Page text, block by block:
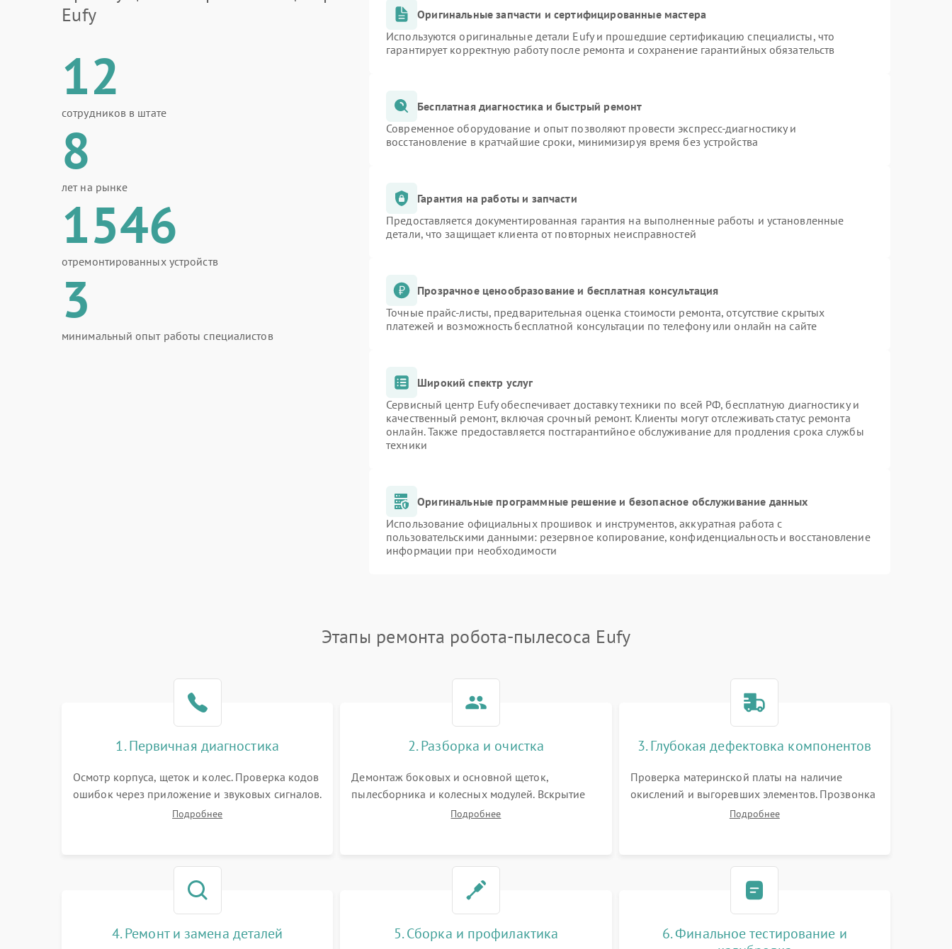
Eufy
12
сотрудников в штате
8
лет на рынке
1546
отремонтированных устройств
3
минимальный опыт работы специалистов
Оригинальные запчасти и сертифицированные мастера
Используются оригинальные детали Eufy и прошедшие сертификацию специалисты, что
гарантирует корректную работу после ремонта и сохранение гарантийных обязательств
Бесплатная диагностика и быстрый ремонт
Современное оборудование и опыт позволяют провести экспресс-диагностику и
восстановление в кратчайшие сроки, минимизируя время без устройства
Гарантия на работы и запчасти
Предоставляется документированная гарантия на выполненные работы и установленные
детали, что защищает клиента от повторных неисправностей
Прозрачное ценообразование и бесплатная консультация
Точные прайс-листы, предварительная оценка стоимости ремонта, отсутствие скрытых
платежей и возможность бесплатной консультации по телефону или онлайн на сайте
Широкий спектр услуг
Сервисный центр Eufy обеспечивает доставку техники по всей РФ, бесплатную диагностику и
качественный ремонт, включая срочный ремонт. Клиенты могут отслеживать статус ремонта
онлайн. Также предоставляется постгарантийное обслуживание для продления срока службы
техники
Оригинальные программные решение и безопасное обслуживание данных
Использование официальных прошивок и инструментов, аккуратная работа с
пользовательскими данными: резервное копирование, конфиденциальность и восстановление
информации при необходимости
Этапы ремонта робота-пылесоса Eufy
1. Первичная диагностика
Осмотр корпуса, щеток и колес. Проверка кодов
ошибок через приложение и звуковых сигналов.
Замер емкости аккумулятора и тестирование
Подробнее
2. Разборка и очистка
Демонтаж боковых и основной щеток,
пылесборника и колесных модулей. Вскрытие
корпуса робота. Тщательная очистка внутренних
Подробнее
3. Глубокая дефектовка компонентов
Проверка материнской платы на наличие
окислений и выгоревших элементов. Прозвонка
цепей питания, тестирование приводных
Подробнее
4. Ремонт и замена деталей 5. Сборка и профилактика
6. Финальное тестирование и